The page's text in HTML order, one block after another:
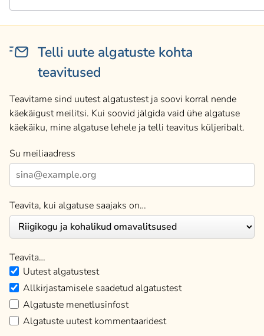
Telli uute algatuste kohta
teavitused
Teavitame sind uutest algatustest ja soovi korral nende
käekäigust meilitsi. Kui soovid jälgida vaid ühe algatuse
käekäiku, mine algatuse lehele ja telli teavitus küljeribalt.
Su meiliaadress
Teavita, kui algatuse saajaks on…
Teavita…
Uutest algatustest
Allkirjastamisele saadetud algatustest
Algatuste menetlusinfost
Algatuste uutest kommentaaridest